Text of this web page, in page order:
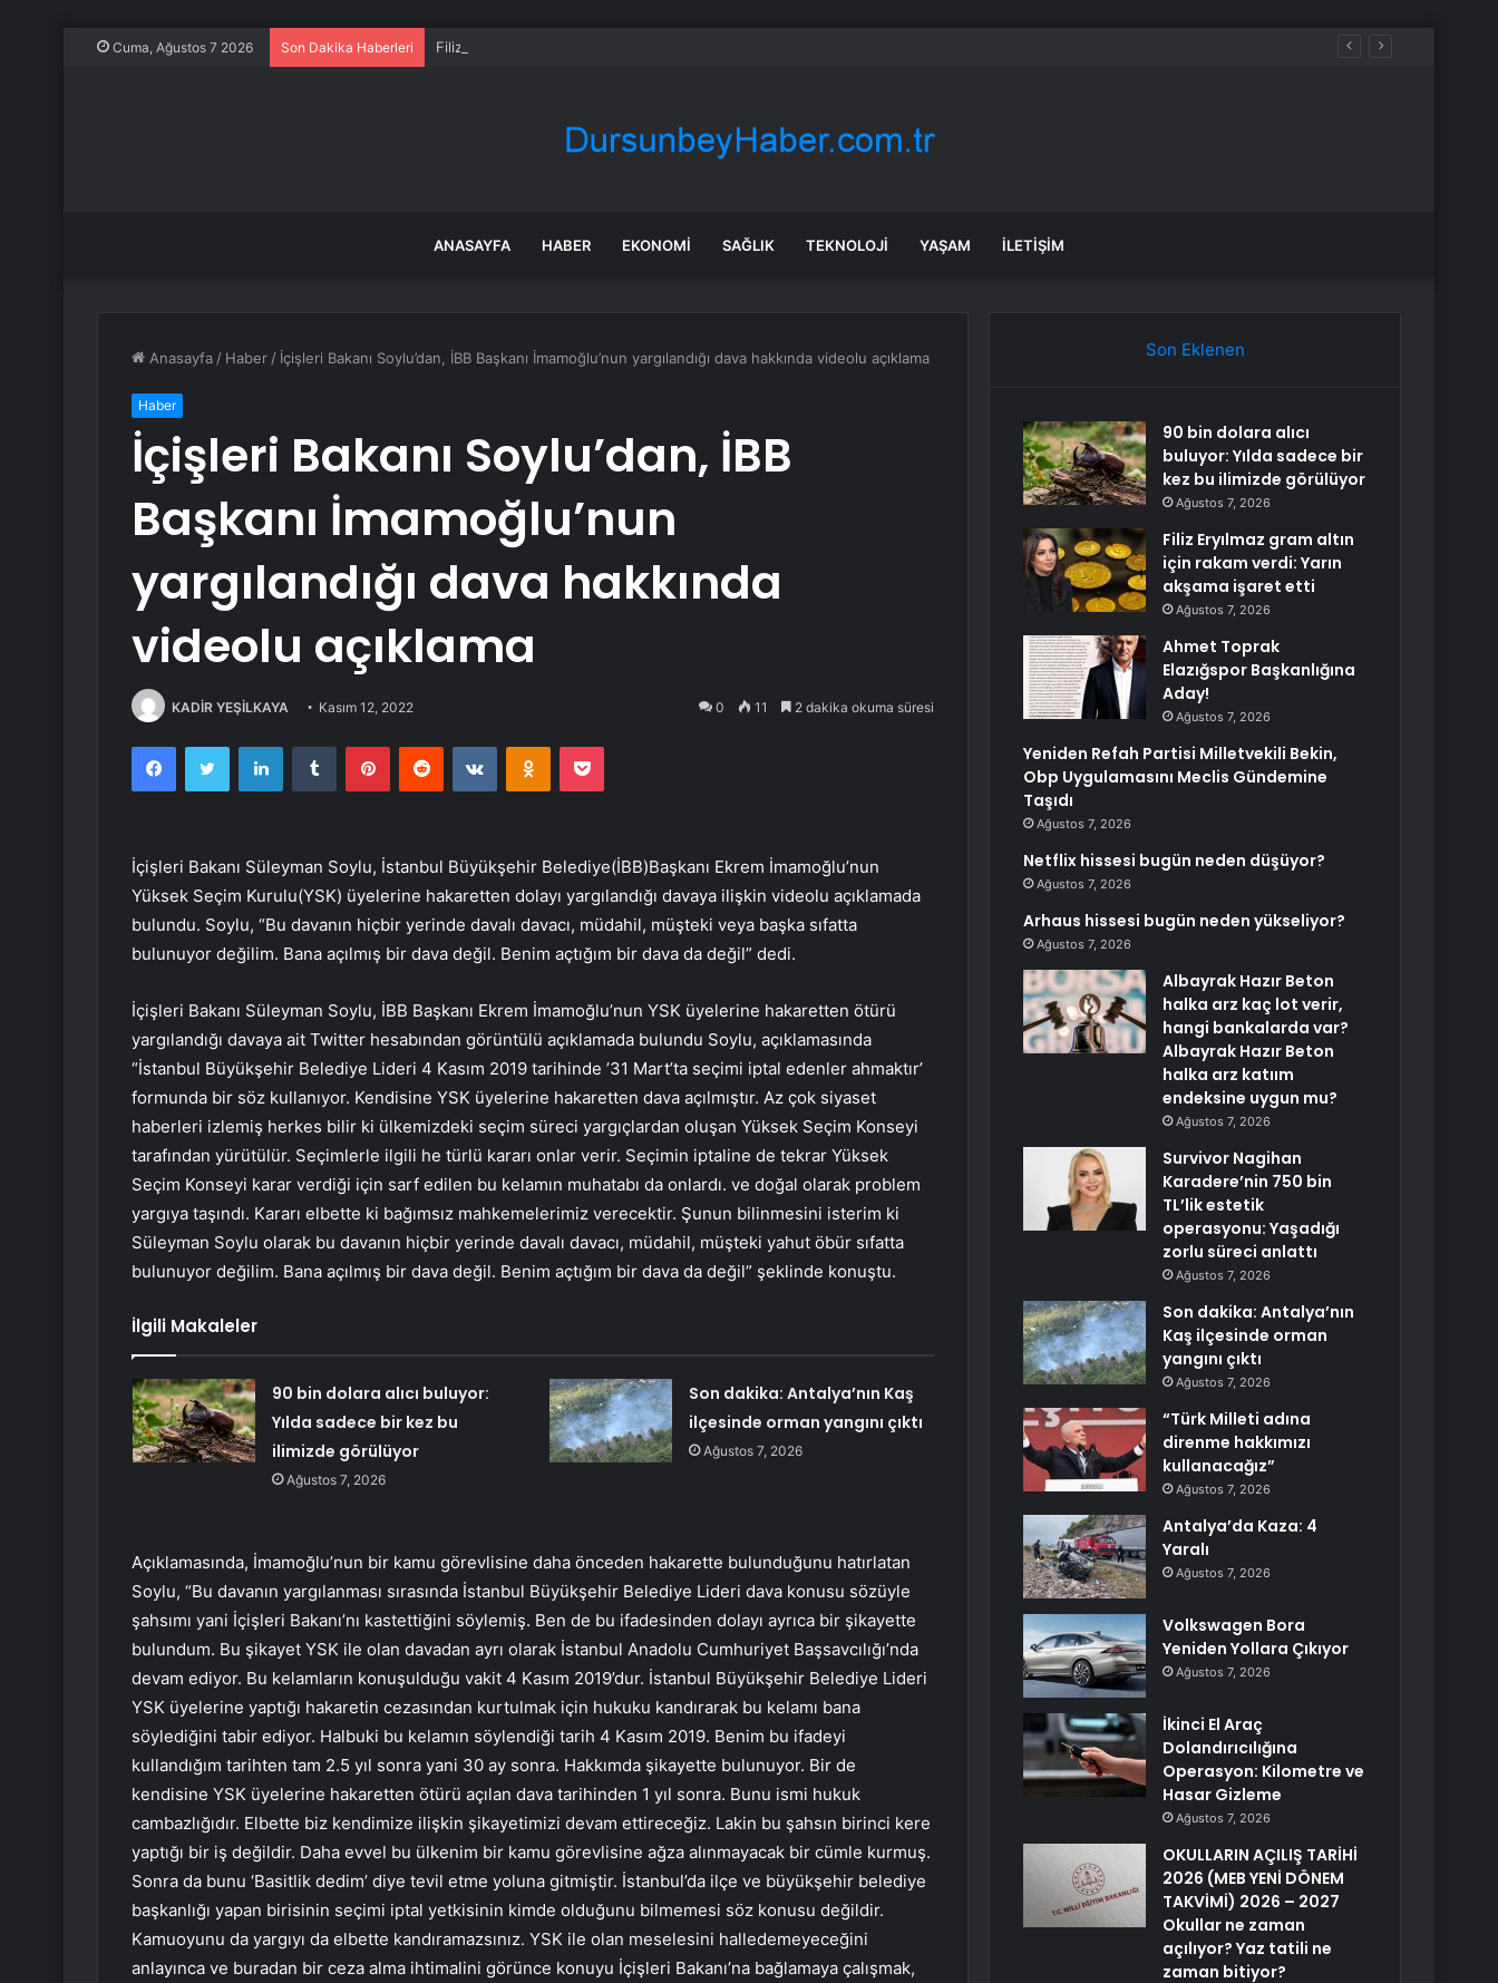
Cuma, Ağustos 7 2026 Son Dakika Haberleri Filiz Eryılmaz gram altın için rakam verdi: Yarın akşama işaret etti
ANASAYFA HABER EKONOMI SAĞLIK TEKNOLOJI YAŞAM İLETIŞIM
Anasayfa / Haber / İçişleri Bakanı Soylu’dan, İBB Başkanı İmamoğlu’nun yargılandığı dava hakkında videolu açıklama
Haber
İçişleri Bakanı Soylu’dan, İBB
Başkanı İmamoğlu’nun
yargılandığı dava hakkında
videolu açıklama
KADİR YEŞİLKAYA Kasım 12, 2022 0 11 2 dakika okuma süresi
FacebookTwitter LinkedInTumblr PinterestReddit VKontakteOdnoklassniki
Pocket
İçişleri Bakanı Süleyman Soylu, İstanbul Büyükşehir Belediye(İBB)Başkanı Ekrem İmamoğlu’nun
Yüksek Seçim Kurulu(YSK) üyelerine hakaretten dolayı yargılandığı davaya ilişkin videolu açıklamada
bulundu. Soylu, “Bu davanın hiçbir yerinde davalı davacı, müdahil, müşteki veya başka sıfatta
bulunuyor değilim. Bana açılmış bir dava değil. Benim açtığım bir dava da değil” dedi.
İçişleri Bakanı Süleyman Soylu, İBB Başkanı Ekrem İmamoğlu’nun YSK üyelerine hakaretten ötürü
yargılandığı davaya ait Twitter hesabından görüntülü açıklamada bulundu Soylu, açıklamasında
“İstanbul Büyükşehir Belediye Lideri 4 Kasım 2019 tarihinde ’31 Mart’ta seçimi iptal edenler ahmaktır’
formunda bir söz kullanıyor. Kendisine YSK üyelerine hakaretten dava açılmıştır. Az çok siyaset
haberleri izlemiş herkes bilir ki ülkemizdeki seçim süreci yargıçlardan oluşan Yüksek Seçim Konseyi
tarafından yürütülür. Seçimlerle ilgili he türlü kararı onlar verir. Seçimin iptaline de tekrar Yüksek
Seçim Konseyi karar verdiği için sarf edilen bu kelamın muhatabı da onlardı. ve doğal olarak problem
yargıya taşındı. Kararı elbette ki bağımsız mahkemelerimiz verecektir. Şunun bilinmesini isterim ki
Süleyman Soylu olarak bu davanın hiçbir yerinde davalı davacı, müdahil, müşteki yahut öbür sıfatta
bulunuyor değilim. Bana açılmış bir dava değil. Benim açtığım bir dava da değil” şeklinde konuştu.
İlgili Makaleler
90 bin dolara alıcı buluyor:
Yılda sadece bir kez bu
ilimizde görülüyor
Ağustos 7, 2026
Son dakika: Antalya’nın Kaş
ilçesinde orman yangını çıktı
Ağustos 7, 2026
Açıklamasında, İmamoğlu’nun bir kamu görevlisine daha önceden hakarette bulunduğunu hatırlatan
Soylu, “Bu davanın yargılanması sırasında İstanbul Büyükşehir Belediye Lideri dava konusu sözüyle
şahsımı yani İçişleri Bakanı’nı kastettiğini söylemiş. Ben de bu ifadesinden dolayı ayrıca bir şikayette
bulundum. Bu şikayet YSK ile olan davadan ayrı olarak İstanbul Anadolu Cumhuriyet Başsavcılığı’nda
devam ediyor. Bu kelamların konuşulduğu vakit 4 Kasım 2019’dur. İstanbul Büyükşehir Belediye Lideri
YSK üyelerine yaptığı hakaretin cezasından kurtulmak için hukuku kandırarak bu kelamı bana
söylediğini tabir ediyor. Halbuki bu kelamın söylendiği tarih 4 Kasım 2019. Benim bu ifadeyi
kullandığım tarihten tam 2.5 yıl sonra yani 30 ay sonra. Hakkımda şikayette bulunuyor. Bir de
kendisine YSK üyelerine hakaretten ötürü açılan dava tarihinden 1 yıl sonra. Bunu ismi hukuk
cambazlığıdır. Elbette biz kendimize ilişkin şikayetimizi devam ettireceğiz. Lakin bu şahsın birinci kere
yaptığı bir iş değildir. Daha evvel bu ülkenim bir kamu görevlisine ağza alınmayacak bir cümle kurmuş.
Sonra da bunu ‘Basitlik dedim’ diye tevil etme yoluna gitmiştir. İstanbul’da ilçe ve büyükşehir belediye
başkanlığı yapan birisinin seçimi iptal yetkisinin kimde olduğunu bilmemesi söz konusu değildir.
Kamuoyunu da yargıyı da elbette kandıramazsınız. YSK ile olan meselesini halledemeyeceğini
anlayınca ve buradan bir ceza alma ihtimalini görünce konuyu İçişleri Bakanı’na bağlamaya çalışmak,
Son Eklenen
90 bin dolara alıcı
buluyor: Yılda sadece bir
kez bu ilimizde görülüyor
Ağustos 7, 2026
Filiz Eryılmaz gram altın
için rakam verdi: Yarın
akşama işaret etti
Ağustos 7, 2026
Ahmet Toprak
Elazığspor Başkanlığına
Aday!
Ağustos 7, 2026
Yeniden Refah Partisi Milletvekili Bekin,
Obp Uygulamasını Meclis Gündemine
Taşıdı
Ağustos 7, 2026
Netflix hissesi bugün neden düşüyor?
Ağustos 7, 2026
Arhaus hissesi bugün neden yükseliyor?
Ağustos 7, 2026
Albayrak Hazır Beton
halka arz kaç lot verir,
hangi bankalarda var?
Albayrak Hazır Beton
halka arz katıım
endeksine uygun mu?
Ağustos 7, 2026
Survivor Nagihan
Karadere’nin 750 bin
TL’lik estetik
operasyonu: Yaşadığı
zorlu süreci anlattı
Ağustos 7, 2026
Son dakika: Antalya’nın
Kaş ilçesinde orman
yangını çıktı
Ağustos 7, 2026
“Türk Milleti adına
direnme hakkımızı
kullanacağız”
Ağustos 7, 2026
Antalya’da Kaza: 4
Yaralı
Ağustos 7, 2026
Volkswagen Bora
Yeniden Yollara Çıkıyor
Ağustos 7, 2026
İkinci El Araç
Dolandırıcılığına
Operasyon: Kilometre ve
Hasar Gizleme
Ağustos 7, 2026
OKULLARIN AÇILIŞ TARİHİ
2026 (MEB YENİ DÖNEM
TAKVİMİ) 2026 – 2027
Okullar ne zaman
açılıyor? Yaz tatili ne
zaman bitiyor?